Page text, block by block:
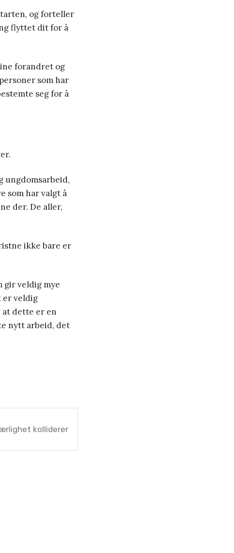
og forteller
flyttet dit for å
forandret og
som har
seg for å
ungdomsarbeid,
som har valgt å
der. De aller,
ikke bare er
gir veldig mye
er veldig
at dette er en
nytt arbeid, det
kolliderer